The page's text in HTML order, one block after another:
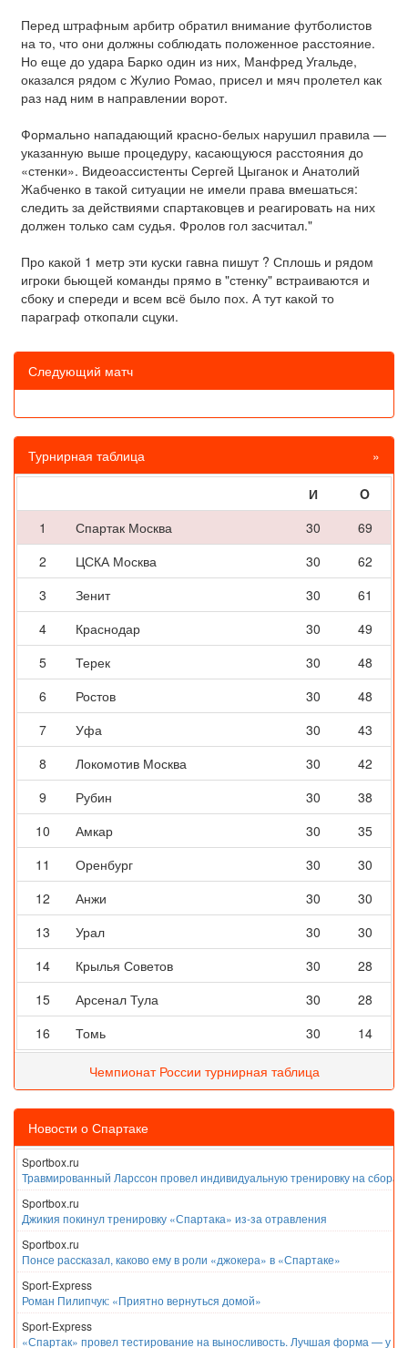
Перед штрафным арбитр обратил внимание футболистов
на то, что они должны соблюдать положенное расстояние.
Но еще до удара Барко один из них, Манфред Угальде,
оказался рядом с Жулио Ромао, присел и мяч пролетел как
раз над ним в направлении ворот.
Формально нападающий красно-белых нарушил правила —
указанную выше процедуру, касающуюся расстояния до
«стенки». Видеоассистенты Сергей Цыганок и Анатолий
Жабченко в такой ситуации не имели права вмешаться:
следить за действиями спартаковцев и реагировать на них
должен только сам судья. Фролов гол засчитал."
Про какой 1 метр эти куски гавна пишут ? Сплошь и рядом
игроки бьющей команды прямо в "стенку" встраиваются и
сбоку и спереди и всем всё было пох. А тут какой то
параграф откопали сцуки.
Следующий матч
Турнирная таблица »
И
O
1
Спартак Москва 30
69
2
ЦСКА Москва 30
62
3
Зенит 30
61
4
Краснодар 30
49
5
Терек 30
48
6
Ростов 30
48
7
Уфа 30
43
8
Локомотив Москва 30
42
9
Рубин 30
38
10
Амкар 30
35
11
Оренбург 30
30
12
Анжи 30
30
13
Урал 30
30
14
Крылья Советов 30
28
15
Арсенал Тула 30
28
16
Томь 30 14
Чемпионат России турнирная таблица
Новости о Спартаке
Sportbox.ru
Травмированный Ларссон провел индивидуальную тренировку на
Sportbox.ru
Джикия покинул тренировку «Спартака» из-за отравления
Sportbox.ru
Понсе рассказал, каково ему в роли «джокера» в «Спартаке»
Sport-Express
Роман Пилипчук: «Приятно вернуться домой»
Sport-Express
«Спартак» провел тестирование на выносливость. Лучшая форма — у